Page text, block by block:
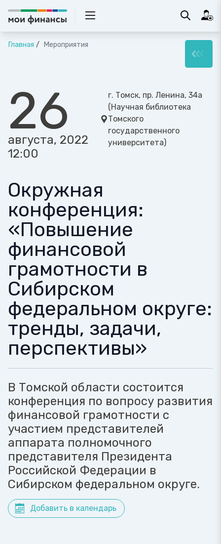
Главная Мероприятия
26
августа, 2022
12:00
г. Томск, пр. Ленина, 34а
(Научная библиотека
Томского
государственного
университета)
Окружная
конференция:
«Повышение
финансовой
грамотности в
Сибирском
федеральном округе:
тренды, задачи,
перспективы»
В Томской области состоится
конференция по вопросу развития
финансовой грамотности с
участием представителей
аппарата полномочного
представителя Президента
Российской Федерации в
Сибирском федеральном округе.
Добавить в календарь